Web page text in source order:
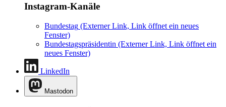
Instagram-Kanäle
Bundestag (Externer Link, Link öffnet ein neues
Fenster)
Bundestagspräsidentin (Externer Link, Link öffnet ein
neues Fenster)
LinkedIn
Mastodon